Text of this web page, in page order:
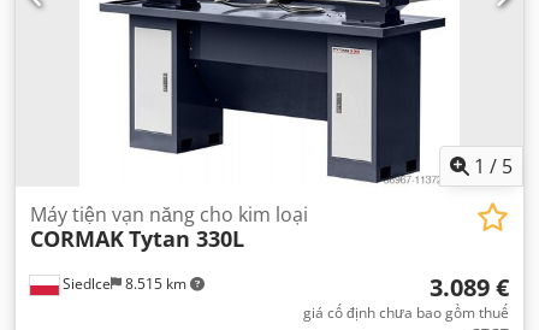
1 / 5
Siedlce 8.515 km
Máy tiện vạn năng cho kim loại
CORMAKTytan 330L
3.089 €
giá cố định chưa bao gồm thuế